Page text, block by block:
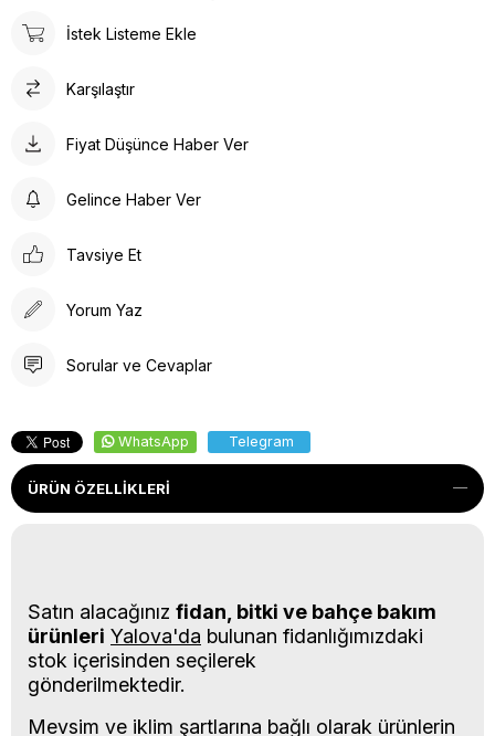
İstek Listeme Ekle
Karşılaştır
Fiyat Düşünce Haber Ver
Gelince Haber Ver
Tavsiye Et
Yorum Yaz
Sorular ve Cevaplar
WhatsApp Telegram
ÜRÜN ÖZELLIKLERI
Satın alacağınız fidan, bitki ve bahçe bakım
ürünleri Yalova'da bulunan fidanlığımızdaki
stok içerisinden seçilerek
gönderilmektedir.
Mevsim ve iklim şartlarına bağlı olarak ürünlerin